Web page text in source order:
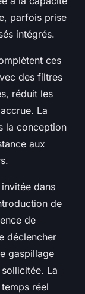
parfois prise
intégrés.
ces
des filtres
réduit les
La
la conception
aux
invitée dans
de
de
déclencher
gaspillage
sollicitée. La
réel